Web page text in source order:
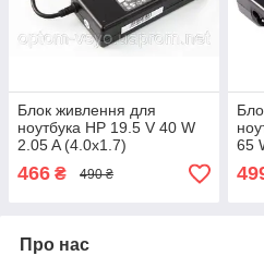
Блок живлення для
ноутбука HP 19.5 V 40 W
2.05 A (4.0x1.7)
466 ₴ 490 ₴
65
Про нас